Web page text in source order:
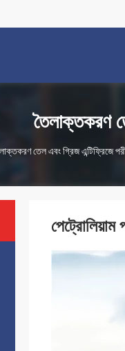
তৈলাক্তকরণ
তেল এবং গ্রিজ এন্টিফ্রিজে